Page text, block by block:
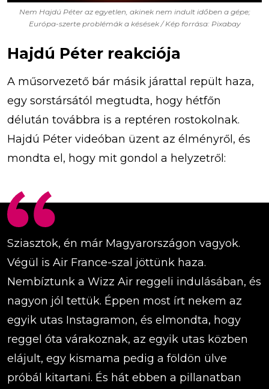
Nem Hajdú Péter az egyetlen, akinek nem indult időben a gépe;
Európa-szerte problémák a késések / Kép forrása: Pixabay
Hajdú Péter reakciója
A műsorvezető bár másik járattal repült haza,
egy sorstársától megtudta, hogy hétfőn
délután továbbra is a reptéren rostokolnak.
Hajdú Péter videóban üzent az élményről, és
mondta el, hogy mit gondol a helyzetről:
Sziasztok, én már Magyarországon vagyok.
Végül is Air France-szal jöttünk haza.
Nembíztunk a Wizz Air reggeli indulásában, és
nagyon jól tettük. Éppen most írt nekem az
egyik utas Instagramon, és elmondta, hogy
reggel óta várakoznak, az egyik utas közben
elájult, egy kismama pedig a földön ülve
próbál kitartani. És hát ebben a pillanatban